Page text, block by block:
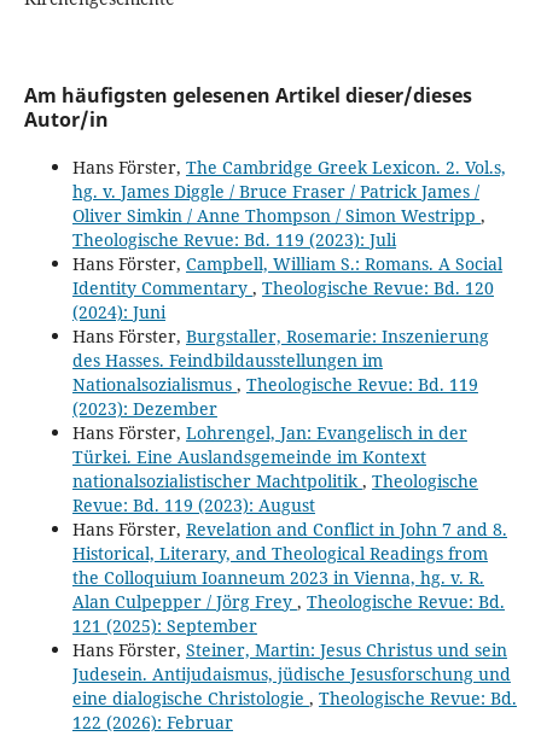
Am häufigsten gelesenen Artikel dieser/dieses
Autor/in
Hans Förster, The Cambridge Greek Lexicon. 2. Vol.s,
hg. v. James Diggle / Bruce Fraser / Patrick James /
Oliver Simkin / Anne Thompson / Simon Westripp ,
Theologische Revue: Bd. 119 (2023): Juli
Hans Förster, Campbell, William S.: Romans. A Social
Identity Commentary , Theologische Revue: Bd. 120
(2024): Juni
Hans Förster, Burgstaller, Rosemarie: Inszenierung
des Hasses. Feindbildausstellungen im
Nationalsozialismus , Theologische Revue: Bd. 119
(2023): Dezember
Hans Förster, Lohrengel, Jan: Evangelisch in der
Türkei. Eine Auslandsgemeinde im Kontext
nationalsozialistischer Machtpolitik, Theologische
Revue: Bd. 119 (2023): August
Hans Förster, Revelation and Conflict in John 7 and 8.
Historical, Literary, and Theological Readings from
the Colloquium Ioanneum 2023 in Vienna, hg. v. R.
Alan Culpepper / Jörg Frey , Theologische Revue: Bd.
121 (2025): September
Hans Förster, Steiner, Martin: Jesus Christus und sein
Judesein. Antijudaismus, jüdische Jesusforschung und
eine dialogische Christologie , Theologische Revue: Bd.
122 (2026): Februar